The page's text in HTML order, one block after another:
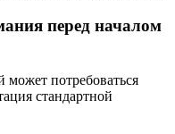
перед началом
потребоваться
стандартной